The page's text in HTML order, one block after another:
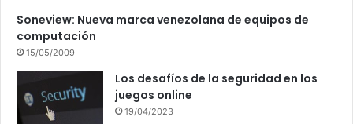
Soneview: Nueva marca venezolana de equipos de
computación
15/05/2009
Los desafíos de la seguridad en los
juegos online
19/04/2023